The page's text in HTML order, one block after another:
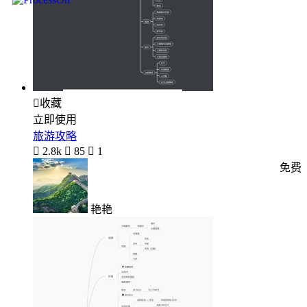
收藏
立即使用
旅游攻略
 2.8k  85  1
艳艳
免费